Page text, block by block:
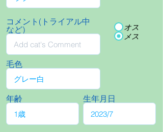
コメント(トライアル中
など)
オス
メス
毛色
年齢 生年月日